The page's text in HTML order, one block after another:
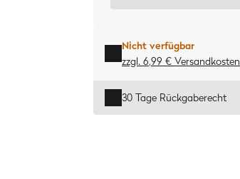
Nicht verfügbar
zzgl. 6,99 € Versandkosten
30 Tage Rückgaberecht